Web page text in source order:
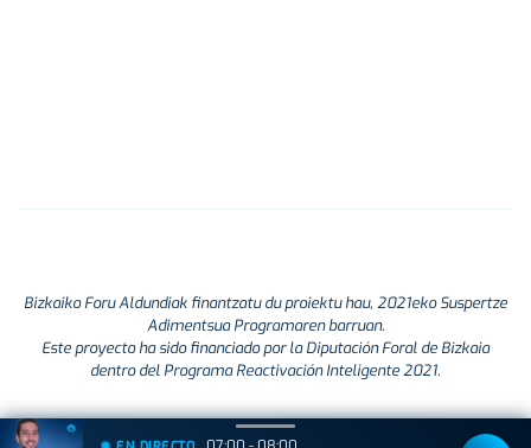
Bizkaiko Foru Aldundiak finantzatu du proiektu hau, 2021eko Suspertze
Adimentsua Programaren barruan.
Este proyecto ha sido financiado por la Diputación Foral de Bizkaia
dentro del Programa Reactivación Inteligente 2021.